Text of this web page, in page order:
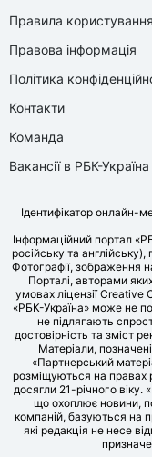
Правила користування
Правова інформація
Політика
Контакти
Команда
Вакансії в РБК-Україна
Ідентифікатор онлайн-
Інформаційний портал
російську та
Фотографії, зображення
Порталі, авторами
умовах ліцензії
«РБК-Україна» може не
не підлягають
достовірність та зміст
Матеріали,
«Партнерський
розміщуються на правах
досягли 21-річного
що охоплює новини,
компаній, базуються на
які редакція не несе